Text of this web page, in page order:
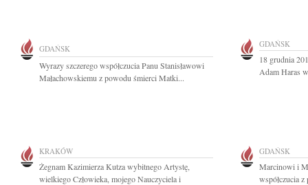
GDAŃSK
Wyrazy szczerego współczucia Panu Stanisławowi
Małachowskiemu z powodu śmierci Matki...
GDAŃSK
18 grudnia
Adam Haras
KRAKÓW
Żegnam Kazimierza Kutza wybitnego Artystę,
wielkiego Człowieka, mojego Nauczyciela i
GDAŃSK
Marcinowi i
współczucia